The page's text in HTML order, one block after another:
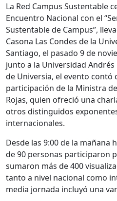
La Red Campus Sustentable
Encuentro Nacional con el
Sustentable de Campus”,
Casona Las Condes de la
Santiago, el pasado 9 de
junto a la Universidad Andrés
de Universia, el evento contó
participación de la Ministra
Rojas, quien ofreció una
otros distinguidos
internacionales.
Desde las 9:00 de la mañana
de 90 personas participaron
sumaron más de 400
tanto a nivel nacional como
media jornada incluyó una